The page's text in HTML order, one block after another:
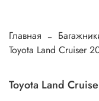
Главная
Toyota Land Cruiser
Toyota Land